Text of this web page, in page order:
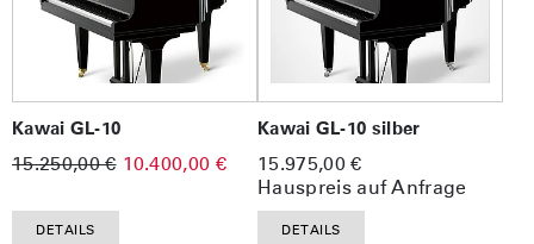
Kawai GL-10
15.250,00 € 10.400,00 €
DETAILS
Kawai GL-10 silber
15.975,00 €
Hauspreis auf Anfrage
DETAILS